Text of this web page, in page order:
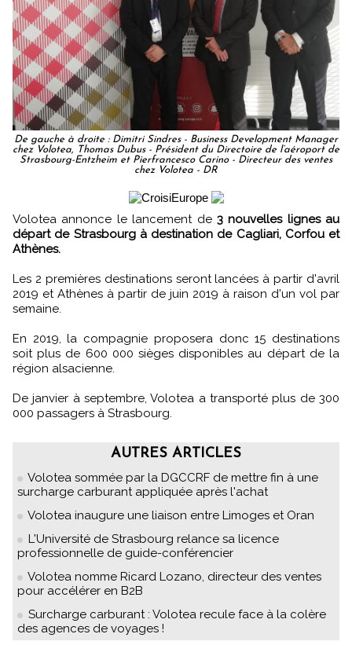
De gauche à droite : Dimitri Sindres - Business Development Manager
chez Volotea, Thomas Dubus - Président du Directoire de l’aéroport de
Strasbourg-Entzheim et Pierfrancesco Carino - Directeur des ventes
chez Volotea - DR
Volotea annonce le lancement de 3 nouvelles lignes au
départ de Strasbourg à destination de Cagliari, Corfou et
Athènes.
Les 2 premières destinations seront lancées à partir d'avril
2019 et Athènes à partir de juin 2019 à raison d'un vol par
semaine.
En 2019, la compagnie proposera donc 15 destinations
soit plus de 600 000 sièges disponibles au départ de la
région alsacienne.
De janvier à septembre, Volotea a transporté plus de 300
000 passagers à Strasbourg.
AUTRES ARTICLES
Volotea sommée par la DGCCRF de mettre fin à une
surcharge carburant appliquée après l'achat
Volotea inaugure une liaison entre Limoges et Oran
L'Université de Strasbourg relance sa licence
professionnelle de guide-conférencier
Volotea nomme Ricard Lozano, directeur des ventes
pour accélérer en B2B
Surcharge carburant : Volotea recule face à la colère
des agences de voyages !